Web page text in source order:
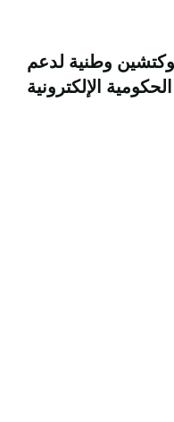
وطنية لدعم
الإلكترونية